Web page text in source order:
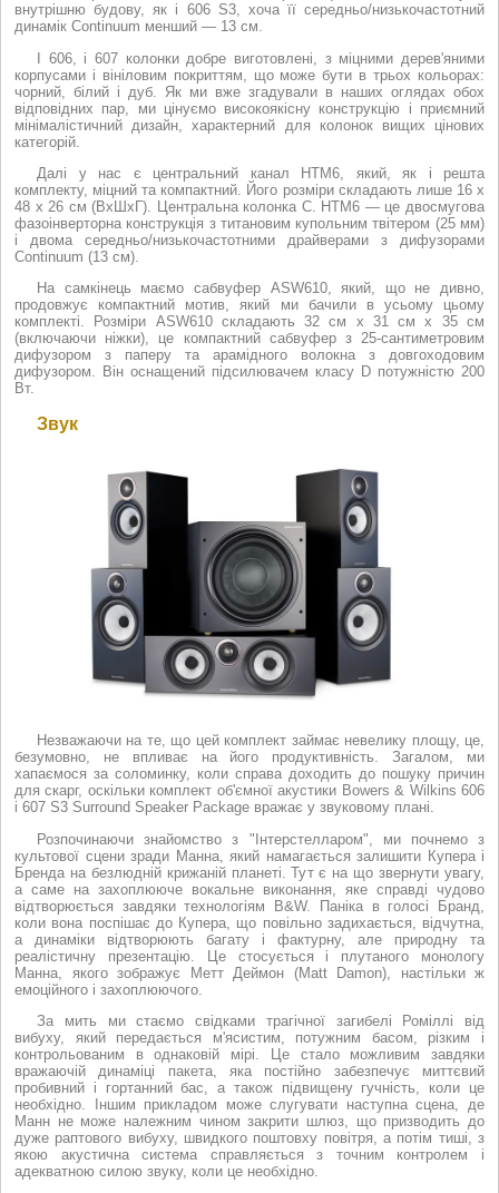
внутрішню будову, як і 606 S3, хоча її середньо/низькочастотний
динамік Continuum менший — 13 см.
І 606, і 607 колонки добре виготовлені, з міцними дерев'яними
корпусами і вініловим покриттям, що може бути в трьох кольорах:
чорний, білий і дуб. Як ми вже згадували в наших оглядах обох
відповідних пар, ми цінуємо високоякісну конструкцію і приємний
мінімалістичний дизайн, характерний для колонок вищих цінових
категорій.
Далі у нас є центральний канал HTM6, який, як і решта
комплекту, міцний та компактний. Його розміри складають лише 16 x
48 x 26 см (ВхШхГ). Центральна колонка C. HTM6 — це двосмугова
фазоінверторна конструкція з титановим купольним твітером (25 мм)
і двома середньо/низькочастотними драйверами з дифузорами
Continuum (13 см).
На самкінець маємо сабвуфер ASW610, який, що не дивно,
продовжує компактний мотив, який ми бачили в усьому цьому
комплекті. Розміри ASW610 складають 32 см x 31 см x 35 см
(включаючи ніжки), це компактний сабвуфер з 25-сантиметровим
дифузором з паперу та арамідного волокна з довгоходовим
дифузором. Він оснащений підсилювачем класу D потужністю 200
Вт.
Звук
Незважаючи на те, що цей комплект займає невелику площу, це,
безумовно, не впливає на його продуктивність. Загалом, ми
хапаємося за соломинку, коли справа доходить до пошуку причин
для скарг, оскільки комплект об'ємної акустики Bowers & Wilkins 606
і 607 S3 Surround Speaker Package вражає у звуковому плані.
Розпочинаючи знайомство з "Інтерстелларом", ми почнемо з
культової сцени зради Манна, який намагається залишити Купера і
Бренда на безлюдній крижаній планеті. Тут є на що звернути увагу,
а саме на захоплююче вокальне виконання, яке справді чудово
відтворюється завдяки технологіям B&W. Паніка в голосі Бранд,
коли вона поспішає до Купера, що повільно задихається, відчутна,
а динаміки відтворюють багату і фактурну, але природну та
реалістичну презентацію. Це стосується і плутаного монологу
Манна, якого зображує Метт Деймон (Matt Damon), настільки ж
емоційного і захоплюючого.
За мить ми стаємо свідками трагічної загибелі Роміллі від
вибуху, який передається м'ясистим, потужним басом, різким і
контрольованим в однаковій мірі. Це стало можливим завдяки
вражаючій динаміці пакета, яка постійно забезпечує миттєвий
пробивний і гортанний бас, а також підвищену гучність, коли це
необхідно. Іншим прикладом може слугувати наступна сцена, де
Манн не може належним чином закрити шлюз, що призводить до
дуже раптового вибуху, швидкого поштовху повітря, а потім тиші, з
якою акустична система справляється з точним контролем і
адекватною силою звуку, коли це необхідно.